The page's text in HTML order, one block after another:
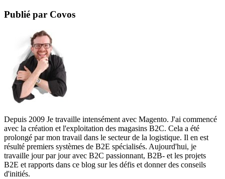
Publié par Covos
Depuis 2009 Je travaille intensément avec Magento. J'ai commencé
avec la création et l'exploitation des magasins B2C. Cela a été
prolongé par mon travail dans le secteur de la logistique. Il en est
résulté premiers systèmes de B2E spécialisés. Aujourd'hui, je
travaille jour par jour avec B2C passionnant, B2B- et les projets
B2E et rapports dans ce blog sur les défis et donner des conseils
d'initiés.